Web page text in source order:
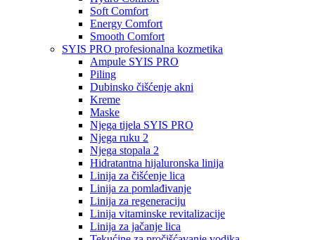
Soft Comfort
Energy Comfort
Smooth Comfort
SYIS PRO profesionalna kozmetika
Ampule SYIS PRO
Piling
Dubinsko čišćenje akni
Kreme
Maske
Njega tijela SYIS PRO
Njega ruku 2
Njega stopala 2
Hidratantna hijaluronska linija
Linija za čišćenje lica
Linija za pomlađivanje
Linija za regeneraciju
Linija vitaminske revitalizacije
Linija za jačanje lica